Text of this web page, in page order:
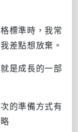
標準時，我常
差點想放棄。
是成長的一部
的準備方式有